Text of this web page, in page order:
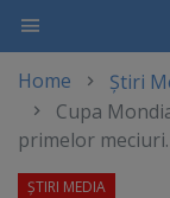
main
content
Home
Știri
Cupa
primelor meciuri.